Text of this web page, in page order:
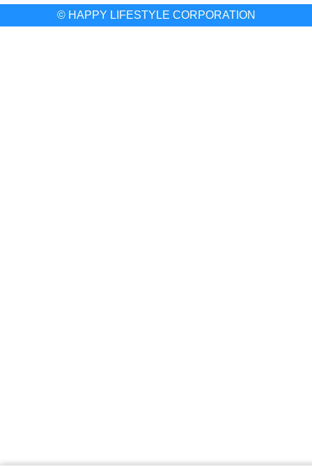
© HAPPY LIFESTYLE CORPORATION